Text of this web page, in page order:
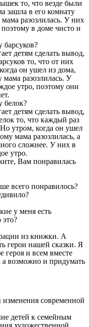
то, что везде были
зашла в его комнату
разозлилась. У них
в доме чисто и
барсуков?
детям сделать вывод,
то, что от них
он ушел из дома,
разозлилась. У
утро, поэтому они
белок?
детям сделать вывод,
то, что каждый раз
утром, когда он ушел
мама разозлилась, а
сложнее. У них в
утро.
Вам понравилась
всего понравилось?
у меня есть
из книжки. А
герои нашей сказки. Я
героя и всем вместе
а возможно и придумать
современной
детей к семейным
художественной